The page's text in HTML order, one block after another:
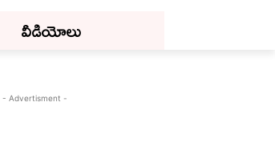
వీడియోలు
- Advertisment -